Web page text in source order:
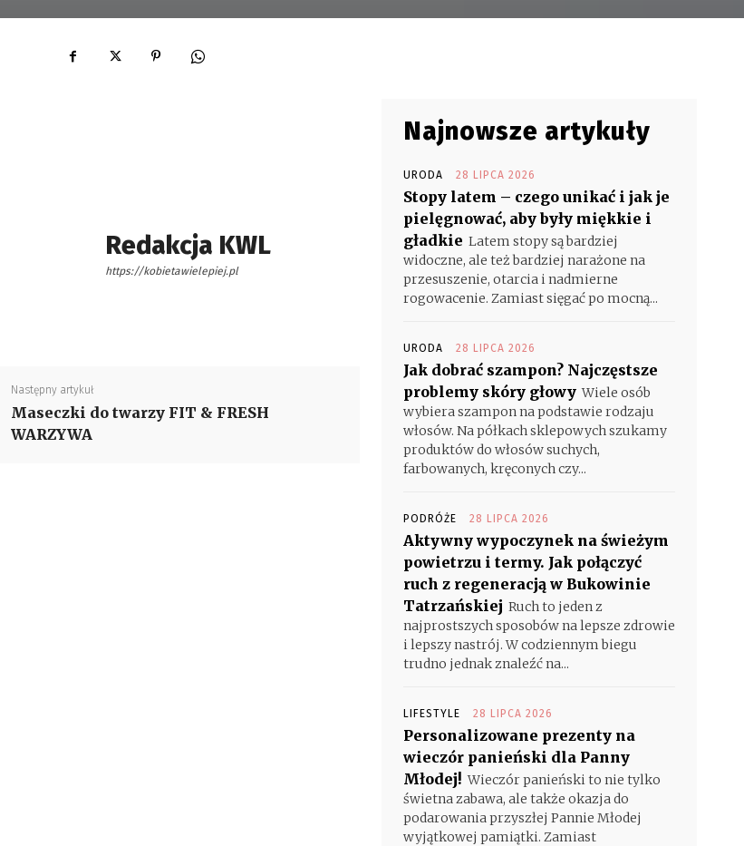
Redakcja KWL
https://kobietawielepiej.pl
Następny artykuł
Maseczki do twarzy FIT & FRESH
WARZYWA
Najnowsze artykuły
URODA 28 LIPCA 2026
Stopy latem – czego unikać i jak je
pielęgnować, aby były miękkie i
gładkie Latem stopy są bardziej
widoczne, ale też bardziej narażone na
przesuszenie, otarcia i nadmierne
rogowacenie. Zamiast sięgać po mocną...
URODA 28 LIPCA 2026
Jak dobrać szampon? Najczęstsze
problemy skóry głowy Wiele osób
wybiera szampon na podstawie rodzaju
włosów. Na półkach sklepowych szukamy
produktów do włosów suchych,
farbowanych, kręconych czy...
PODRÓŻE 28 LIPCA 2026
Aktywny wypoczynek na świeżym
powietrzu i termy. Jak połączyć
ruch z regeneracją w Bukowinie
Tatrzańskiej Ruch to jeden z
najprostszych sposobów na lepsze zdrowie
i lepszy nastrój. W codziennym biegu
trudno jednak znaleźć na...
LIFESTYLE 28 LIPCA 2026
Personalizowane prezenty na
wieczór panieński dla Panny
Młodej! Wieczór panieński to nie tylko
świetna zabawa, ale także okazja do
podarowania przyszłej Pannie Młodej
wyjątkowej pamiątki. Zamiast